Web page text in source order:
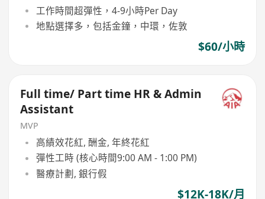
工作時間超彈性，4-9小時Per Day
地點選擇多，包括金鐘，中環，佐敦
$60/小時
Full time/ Part time HR & Admin
Assistant
MVP
高績效花紅, 酬金, 年終花紅
彈性工時 (核心時間9:00 AM - 1:00 PM)
醫療計劃, 銀行假
$12K-18K/月